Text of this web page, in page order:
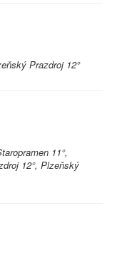
Prazdroj 12°
11°,
12°, Plzeňský